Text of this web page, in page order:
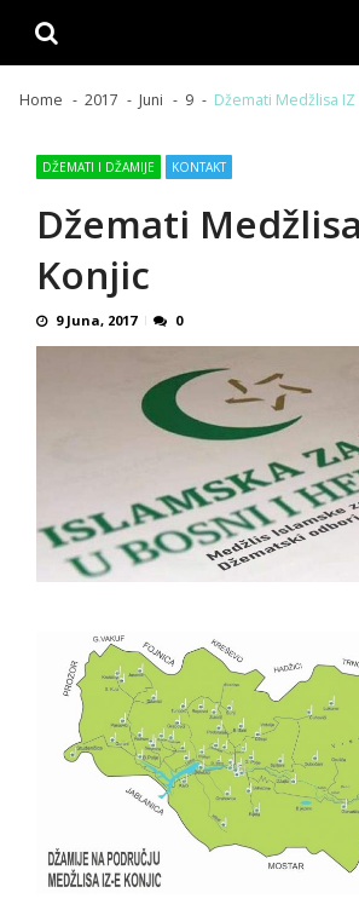
Home 2017 Juni 9 Džemati Medžlisa IZ
DŽEMATI I DŽAMIJE KONTAKT
Džemati
Konjic
9 Juna, 2017 0